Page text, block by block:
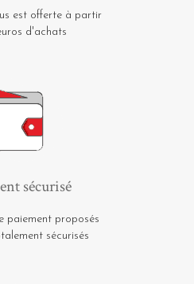
est offerte à partir
d'achats
sécurisé
paiement proposés
sécurisés